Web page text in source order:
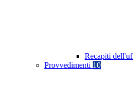
Recapiti
Provvedimenti 10